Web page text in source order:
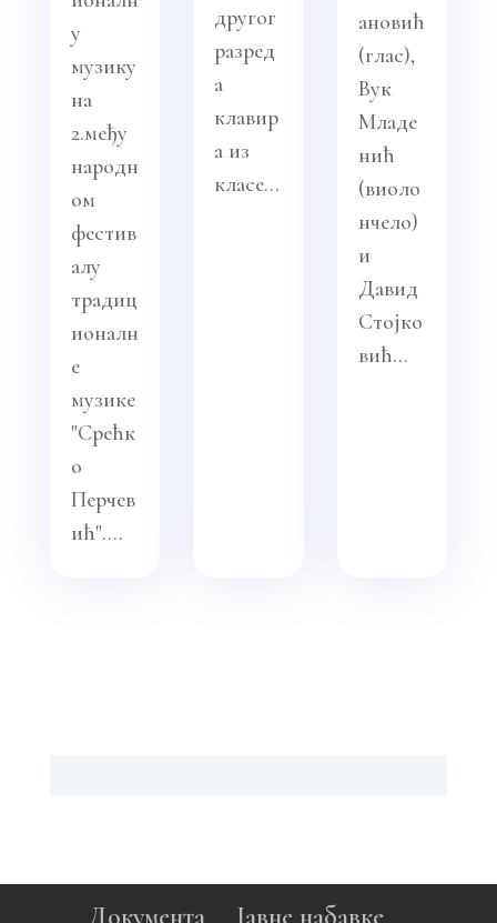
у
музику
на
2.међу
народн
ом
фестив
алу
традиц
ионалн
е
музике
"Срећк
о
Перчев
ић"....
другог
разред
а
клавир
а из
класе...
ановић
(глас),
Вук
Младе
нић
(виоло
нчело)
и
Давид
Стојко
вић...